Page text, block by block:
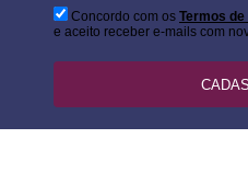
Concordo com os Termos de
e aceito receber e-mails com